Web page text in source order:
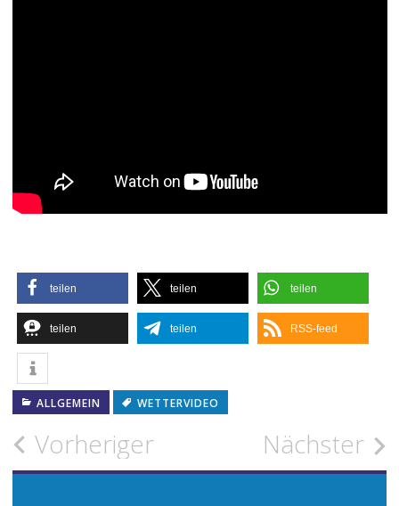
teilen teilen teilen
teilen teilen RSS-feed
ALLGEMEIN WETTERVIDEO
Beitragsnavigation
Vorheriger Nächster